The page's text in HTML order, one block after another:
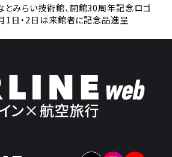
とみらい技術館、開館30周年記念ロゴ
1日・2日は来館者に記念品進呈